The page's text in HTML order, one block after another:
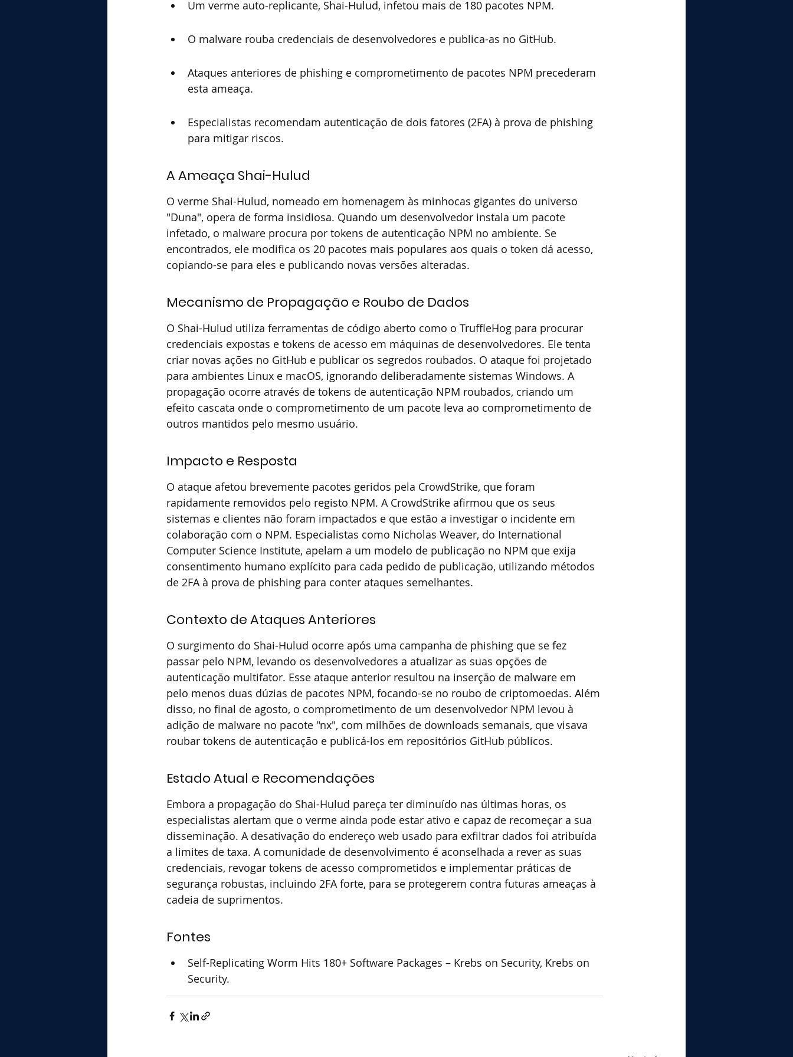
Um verme auto-replicante, Shai-Hulud, infetou mais de 180 pacotes NPM.
O malware rouba credenciais de desenvolvedores e publica-as no GitHub.
Ataques anteriores de phishing e comprometimento de pacotes NPM precederam
esta ameaça.
Especialistas recomendam autenticação de dois fatores (2FA) à prova de phishing
para mitigar riscos.
A Ameaça Shai-Hulud
O verme Shai-Hulud, nomeado em homenagem às minhocas gigantes do universo
"Duna", opera de forma insidiosa. Quando um desenvolvedor instala um pacote
infetado, o malware procura por tokens de autenticação NPM no ambiente. Se
encontrados, ele modifica os 20 pacotes mais populares aos quais o token dá acesso,
copiando-se para eles e publicando novas versões alteradas.
Mecanismo de Propagação e Roubo de Dados
O Shai-Hulud utiliza ferramentas de código aberto como o TruffleHog para procurar
credenciais expostas e tokens de acesso em máquinas de desenvolvedores. Ele tenta
criar novas ações no GitHub e publicar os segredos roubados. O ataque foi projetado
para ambientes Linux e macOS, ignorando deliberadamente sistemas Windows. A
propagação ocorre através de tokens de autenticação NPM roubados, criando um
efeito cascata onde o comprometimento de um pacote leva ao comprometimento de
outros mantidos pelo mesmo usuário.
Impacto e Resposta
O ataque afetou brevemente pacotes geridos pela CrowdStrike, que foram
rapidamente removidos pelo registo NPM. A CrowdStrike afirmou que os seus
sistemas e clientes não foram impactados e que estão a investigar o incidente em
colaboração com o NPM. Especialistas como Nicholas Weaver, do International
Computer Science Institute, apelam a um modelo de publicação no NPM que exija
consentimento humano explícito para cada pedido de publicação, utilizando métodos
de 2FA à prova de phishing para conter ataques semelhantes.
Contexto de Ataques Anteriores
O surgimento do Shai-Hulud ocorre após uma campanha de phishing que se fez
passar pelo NPM, levando os desenvolvedores a atualizar as suas opções de
autenticação multifator. Esse ataque anterior resultou na inserção de malware em
pelo menos duas dúzias de pacotes NPM, focando-se no roubo de criptomoedas. Além
disso, no final de agosto, o comprometimento de um desenvolvedor NPM levou à
adição de malware no pacote "nx", com milhões de downloads semanais, que visava
roubar tokens de autenticação e publicá-los em repositórios GitHub públicos.
Estado Atual e Recomendações
Embora a propagação do Shai-Hulud pareça ter diminuído nas últimas horas, os
especialistas alertam que o verme ainda pode estar ativo e capaz de recomeçar a sua
disseminação. A desativação do endereço web usado para exfiltrar dados foi atribuída
a limites de taxa. A comunidade de desenvolvimento é aconselhada a rever as suas
credenciais, revogar tokens de acesso comprometidos e implementar práticas de
segurança robustas, incluindo 2FA forte, para se protegerem contra futuras ameaças à
cadeia de suprimentos.
Fontes
Self-Replicating Worm Hits 180+ Software Packages – Krebs on Security, Krebs on
Security.